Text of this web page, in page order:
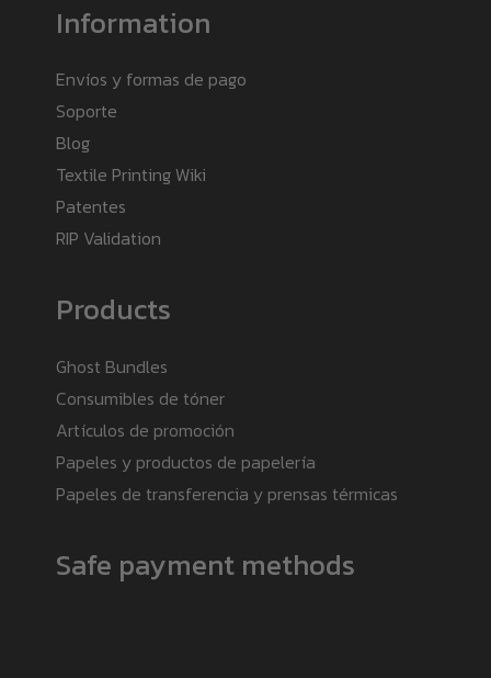
Information
Envíos y formas de pago
Soporte
Blog
Textile Printing Wiki
Patentes
RIP Validation
Products
Ghost Bundles
Consumibles de tóner
Artículos de promoción
Papeles y productos de papelería
Papeles de transferencia y prensas térmicas
Safe payment methods